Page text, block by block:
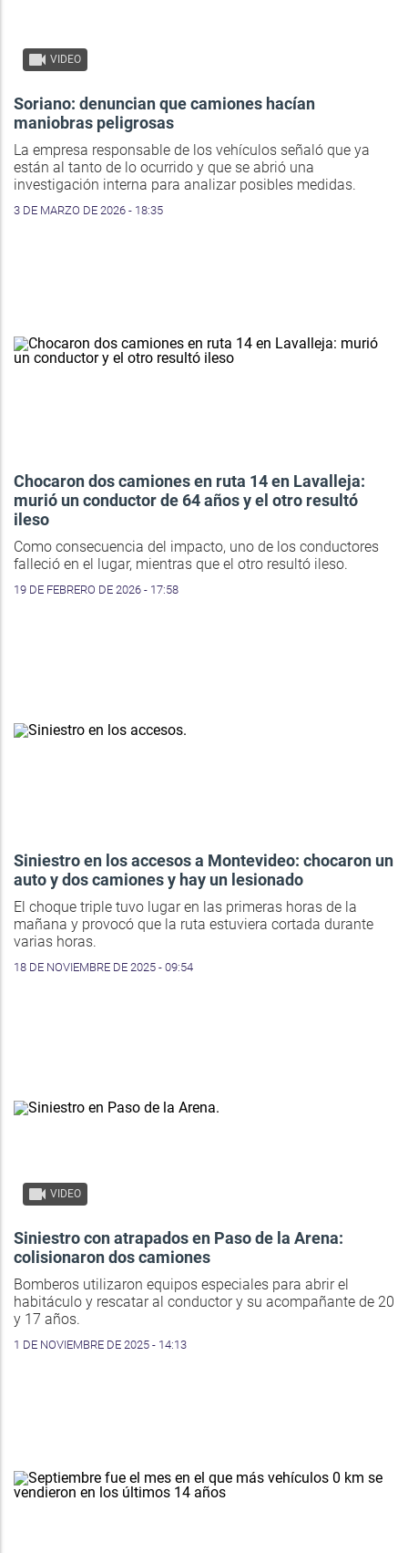
VIDEO
Soriano: denuncian que camiones hacían
maniobras peligrosas
La empresa responsable de los vehículos señaló que ya
están al tanto de lo ocurrido y que se abrió una
investigación interna para analizar posibles medidas.
3 DE MARZO DE 2026 - 18:35
Chocaron dos camiones en ruta 14 en Lavalleja:
murió un conductor de 64 años y el otro resultó
ileso
Como consecuencia del impacto, uno de los conductores
falleció en el lugar, mientras que el otro resultó ileso.
19 DE FEBRERO DE 2026 - 17:58
Siniestro en los accesos a Montevideo: chocaron un
auto y dos camiones y hay un lesionado
El choque triple tuvo lugar en las primeras horas de la
mañana y provocó que la ruta estuviera cortada durante
varias horas.
18 DE NOVIEMBRE DE 2025 - 09:54
VIDEO
Siniestro con atrapados en Paso de la Arena:
colisionaron dos camiones
Bomberos utilizaron equipos especiales para abrir el
habitáculo y rescatar al conductor y su acompañante de 20
y 17 años.
1 DE NOVIEMBRE DE 2025 - 14:13